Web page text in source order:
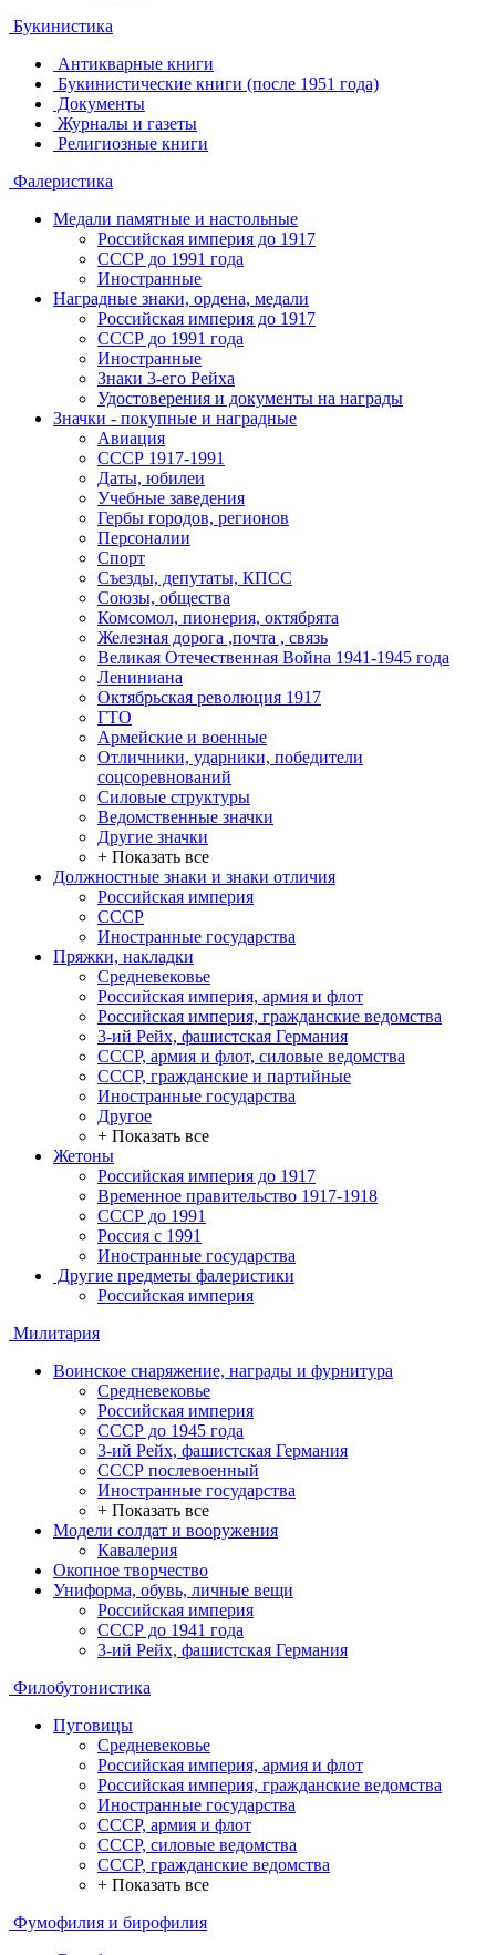
Букинистика
Антикварные книги
Букинистические книги (после 1951 года)
Документы
Журналы и газеты
Религиозные книги
Фалеристика
Медали памятные и настольные
Российская империя до 1917
СССР до 1991 года
Иностранные
Наградные знаки, ордена, медали
Российская империя до 1917
СССР до 1991 года
Иностранные
Знаки 3-его Рейха
Удостоверения и документы на награды
Значки - покупные и наградные
Авиация
СССР 1917-1991
Даты, юбилеи
Учебные заведения
Гербы городов, регионов
Персоналии
Спорт
Съезды, депутаты, КПСС
Союзы, общества
Комсомол, пионерия, октябрята
Железная дорога ,почта , связь
Великая Отечественная Война 1941-1945 года
Лениниана
Октябрьская революция 1917
ГТО
Армейские и военные
Отличники, ударники, победители
соцсоревнований
Силовые структуры
Ведомственные значки
Другие значки
+ Показать все
Должностные знаки и знаки отличия
Российская империя
СССР
Иностранные государства
Пряжки, накладки
Средневековье
Российская империя, армия и флот
Российская империя, гражданские ведомства
3-ий Рейх, фашистская Германия
СССР, армия и флот, силовые ведомства
СССР, гражданские и партийные
Иностранные государства
Другое
+ Показать все
Жетоны
Российская империя до 1917
Временное правительство 1917-1918
СССР до 1991
Россия с 1991
Иностранные государства
Другие предметы фалеристики
Российская империя
Милитария
Воинское снаряжение, награды и фурнитура
Средневековье
Российская империя
СССР до 1945 года
3-ий Рейх, фашистская Германия
СССР послевоенный
Иностранные государства
+ Показать все
Модели солдат и вооружения
Кавалерия
Окопное творчество
Униформа, обувь, личные вещи
Российская империя
СССР до 1941 года
3-ий Рейх, фашистская Германия
Филобутонистика
Пуговицы
Средневековье
Российская империя, армия и флот
Российская империя, гражданские ведомства
Иностранные государства
СССР, армия и флот
СССР, силовые ведомства
СССР, гражданские ведомства
+ Показать все
Фумофилия и бирофилия